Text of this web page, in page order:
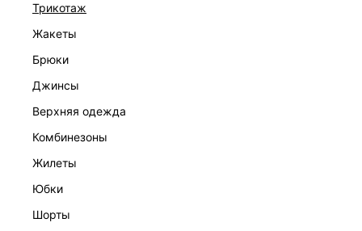
трикотаж
жакеты
брюки
джинсы
верхняя одежда
комбинезоны
жилеты
юбки
шорты